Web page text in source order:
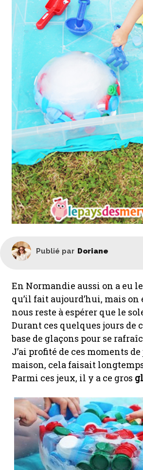
Publié par Doriane
En Normandie aussi on a eu
qu’il fait aujourd’hui, mais
nous reste à espérer que le
Durant ces quelques jours de
base de glaçons pour se
J’ai profité de ces moments
maison, cela faisait
Parmi ces jeux, il y a ce gros